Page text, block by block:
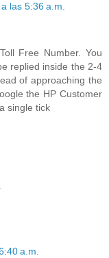
las 5:36 a.m.
Free Number. You
replied inside the 2-4
of approaching the
the HP Customer
single tick
a.m.